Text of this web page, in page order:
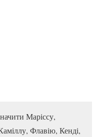
Маріссу,
Флавію, Кенді,